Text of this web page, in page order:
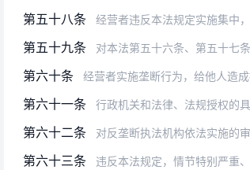
第五十八条 经营者违反本法规定实施集中，且具有
第五十九条 对本法第五十六条、第五十七条、第
第六十条 经营者实施垄断行为，给他人造
第六十一条 行政机关和法律、法规授权的具有管理
第六十二条 对反垄断执法机构依法实施的审查和调
第六十三条 违反本法规定，情节特别严重、影响特